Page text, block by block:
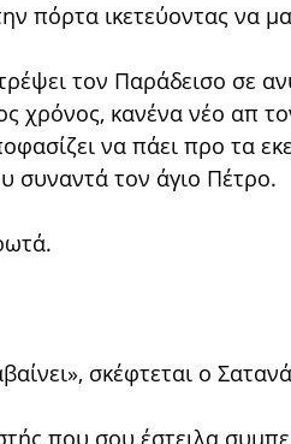
πόρτα ικετεύοντας να
τον Παράδεισο σε
χρόνος, κανένα νέο απ
να πάει προ τα
συναντά τον άγιο Πέτρο.
σκέφτεται ο
που σου έστειλα